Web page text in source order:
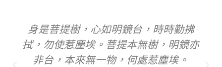
身是菩提樹，心如明鏡台，時時勤拂
拭，勿使惹塵埃。菩提本無樹，明鏡亦
非台，本來無一物，何處惹塵埃。